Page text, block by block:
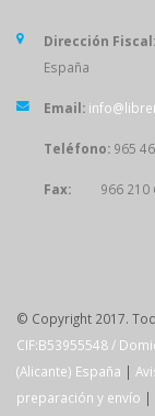
Dirección Fiscal:
España
Email:
Teléfono: 965
Fax: 966 210
© Copyright 2017.
CIF:B53955548 /
(Alicante) España |
preparación y envío |